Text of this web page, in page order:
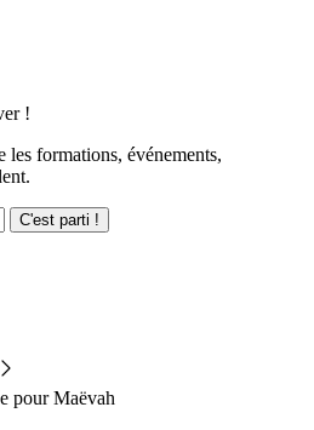
!
les formations, événements,
C'est parti !
pour Maëvah